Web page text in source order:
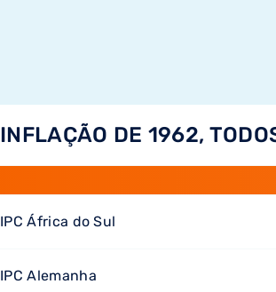
INFLAÇÃO DE 1962,
IPC África do Sul
IPC Alemanha